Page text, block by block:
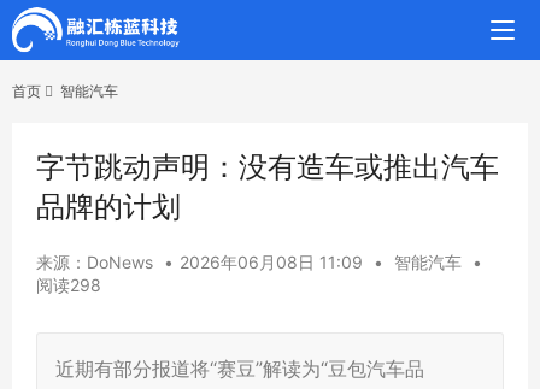
首页 智能汽车
字节跳动声明：没有造车或推出汽车
品牌的计划
来源：DoNews • 2026年06月08日 11:09 • 智能汽车
•
阅读298
近期有部分报道将“赛豆”解读为“豆包汽车品